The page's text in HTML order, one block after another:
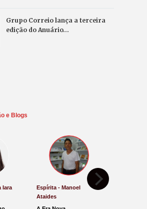
Grupo Correio lança a terceira
edição do Anuário…
e Blogs
Iara
Espírita - Manoel
Ataides